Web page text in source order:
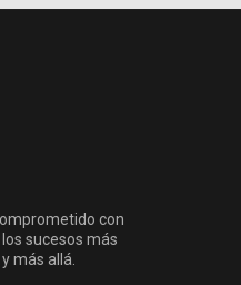
con
sucesos más
más allá.